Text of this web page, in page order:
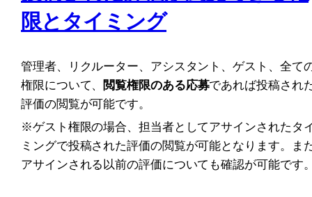
限とタイミング
管理者、リクルーター、アシスタント、ゲスト、全て
権限について、 閲覧権限のある応募であれば投稿され
評価の閲覧が可能です。
※ゲスト権限の場合、担当者としてアサインされたタ
ミングで投稿された評価の閲覧が可能となります。ま
アサインされる以前の評価についても確認が可能です